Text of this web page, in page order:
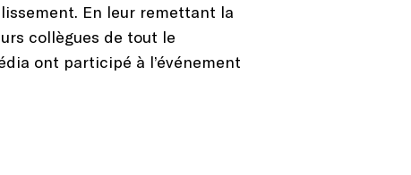
En leur remettant la
collègues de tout le
ont participé à l’événement